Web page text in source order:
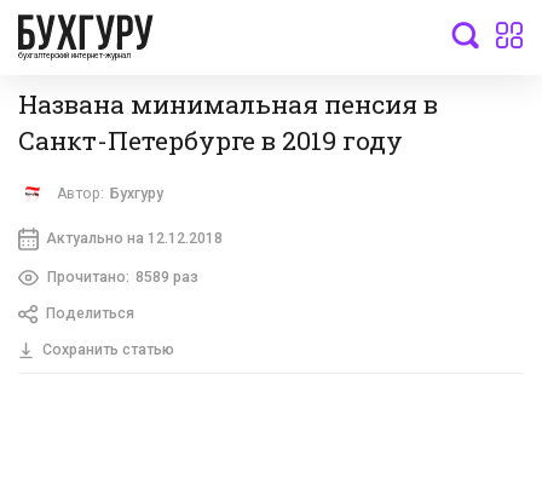
бухгалтерский интернет-журнал
Названа минимальная пенсия в
Санкт-Петербурге в 2019 году
Автор: Бухгуру
Актуально на 12.12.2018
Прочитано: 8589 раз
Поделиться
Сохранить статью